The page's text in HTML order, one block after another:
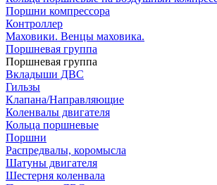
Поршни компрессора
Контроллер
Маховики. Венцы маховика.
Поршневая группа
Поршневая группа
Вкладыши ДВС
Гильзы
Клапана/Направляющие
Коленвалы двигателя
Кольца поршневые
Поршни
Распредвалы, коромысла
Шатуны двигателя
Шестерня коленвала